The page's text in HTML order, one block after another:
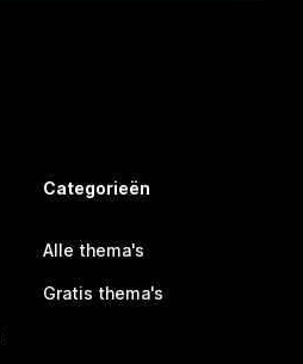
Categorieën
Alle thema's
Gratis thema's